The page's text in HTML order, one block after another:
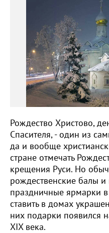
Рождество Христово,
Спасителя, - один из
да и вообще
стране отмечать
крещения Руси. Но
рождественские балы и
праздничные ярмарки
ставить в домах
них подарки появился
XIX века.